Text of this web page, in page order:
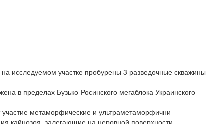
исследуемом участке пробурены 3 разведочные скважины
в пределах Бузько-Росинского мегаблока Украинского
метаморфические и ультраметаморфични
кайнозоя, залегающие на неровной поверхности